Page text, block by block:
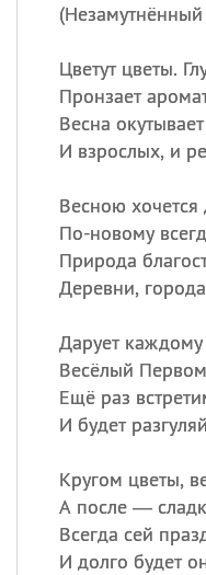
(
Цветут цветы.
Пронзает
Весна
И взрослых, и
Весною
По-новому
Природа
Деревни,
Дарует каждому
Весёлый
Ещё раз
И будет
Кругом цветы,
А после —
Всегда сей
И долго будет